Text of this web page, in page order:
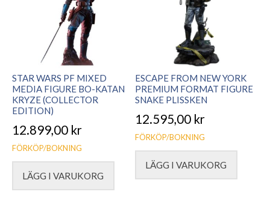
STAR WARS PF MIXED
MEDIA FIGURE BO-KATAN
KRYZE (COLLECTOR
EDITION)
12.899,00 kr
FÖRKÖP/BOKNING
LÄGG I VARUKORG
ESCAPE FROM NEW YORK
PREMIUM FORMAT FIGURE
SNAKE PLISSKEN
12.595,00 kr
FÖRKÖP/BOKNING
LÄGG I VARUKORG